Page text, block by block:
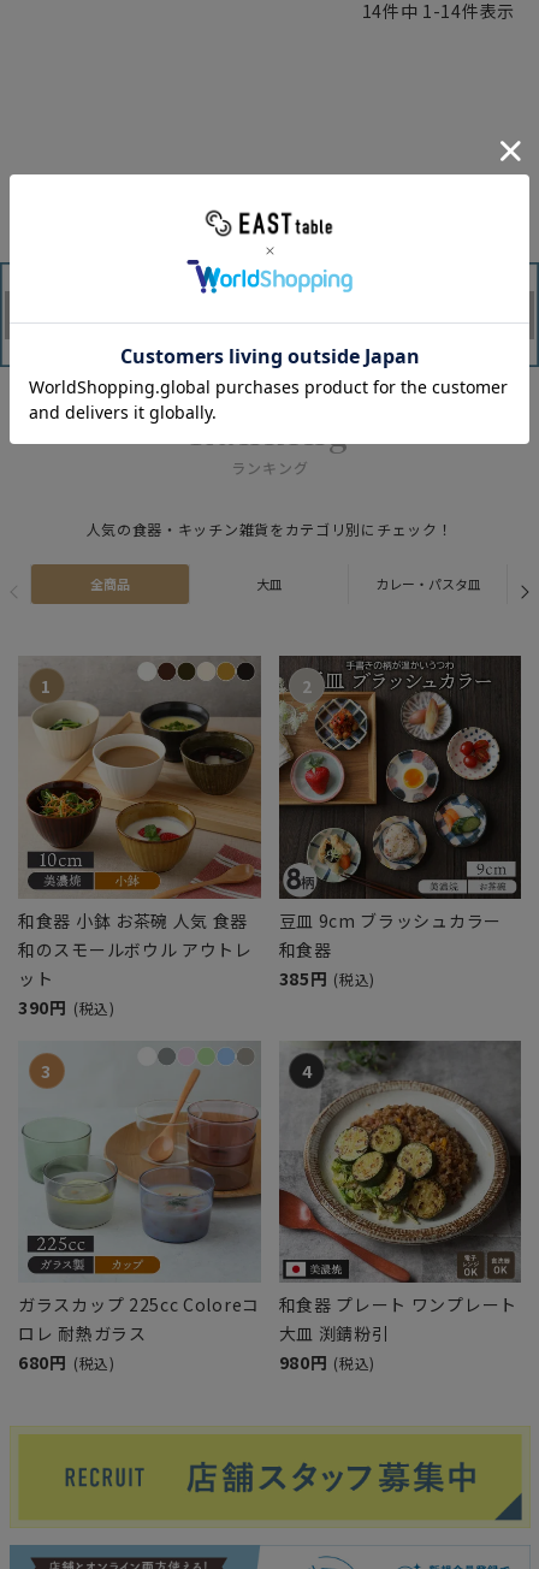
14件中 1-14件表示
Ranking
ランキング
人気の食器・キッチン雑貨をカテゴリ別にチェック！
全商品 大皿 カレー・パスタ皿
和食器 小鉢 お茶碗 人気 食器
和のスモールボウル アウトレ
ット
390円 (税込)
豆皿 9cm ブラッシュカラー
和食器
385円 (税込)
ガラスカップ 225cc Coloreコ
ロレ 耐熱ガラス
680円 (税込)
和食器 プレート ワンプレート
大皿 渕錆粉引
980円 (税込)